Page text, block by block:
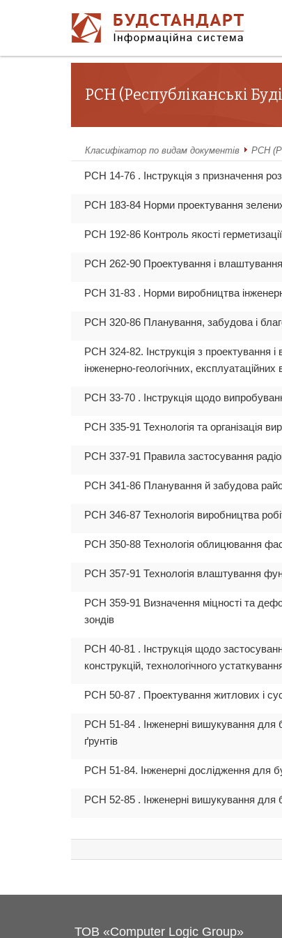
РСН (Республіканські
Класифікатор по видам документів РСН
РСН 14-76 . Інструкція з призначення
РСН 183-84 Норми проектування
РСН 192-86 Контроль якості
РСН 262-90 Проектування і
РСН 31-83 . Норми виробництва
РСН 320-86 Планування, забудова і
РСН 324-82. Інструкція з проектування і
інженерно-геологічних,
РСН 33-70 . Інструкція щодо
РСН 335-91 Технологія та організація
РСН 337-91 Правила застосування
РСН 341-86 Планування й забудова
РСН 346-87 Технологія виробництва
РСН 350-88 Технологія облицювання
РСН 357-91 Технологія влаштування
РСН 359-91 Визначення міцності та
зондів
РСН 40-81 . Інструкція щодо
конструкцій, технологічного
РСН 50-87 . Проектування житлових і
РСН 51-84 . Інженерні вишукування для
ґрунтів
РСН 51-84. Інженерні дослідження для
РСН 52-85 . Інженерні вишукування для
ТОВ «Computer Logic Group»